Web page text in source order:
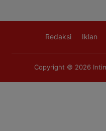
Redaksi Iklan
Copyright © 2026